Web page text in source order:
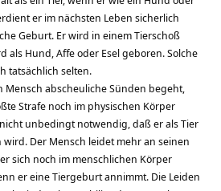
er im nächsten Leben sicherlich
Geburt. Er wird in einem Tierschoß
als Hund, Affe oder Esel geboren. Solche
tatsächlich selten.
Mensch abscheuliche Sünden begeht,
Strafe noch im physischen Körper
unbedingt notwendig, daß er als Tier
Der Mensch leidet mehr an seinen
sich noch im menschlichen Körper
er eine Tiergeburt annimmt. Die Leiden